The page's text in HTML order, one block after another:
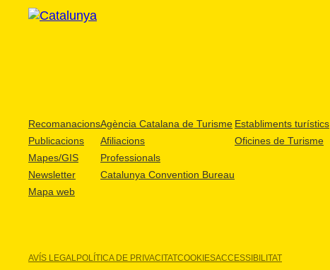
Recomanacions
Publicacions
Mapes/GIS
Newsletter
Mapa web
Agència Catalana de Turisme
Afiliacions
Professionals
Catalunya Convention Bureau
Establiments turístics
Oficines de Turisme
AVÍS LEGALPOLÍTICA DE PRIVACITATCOOKIESACCESSIBILITAT